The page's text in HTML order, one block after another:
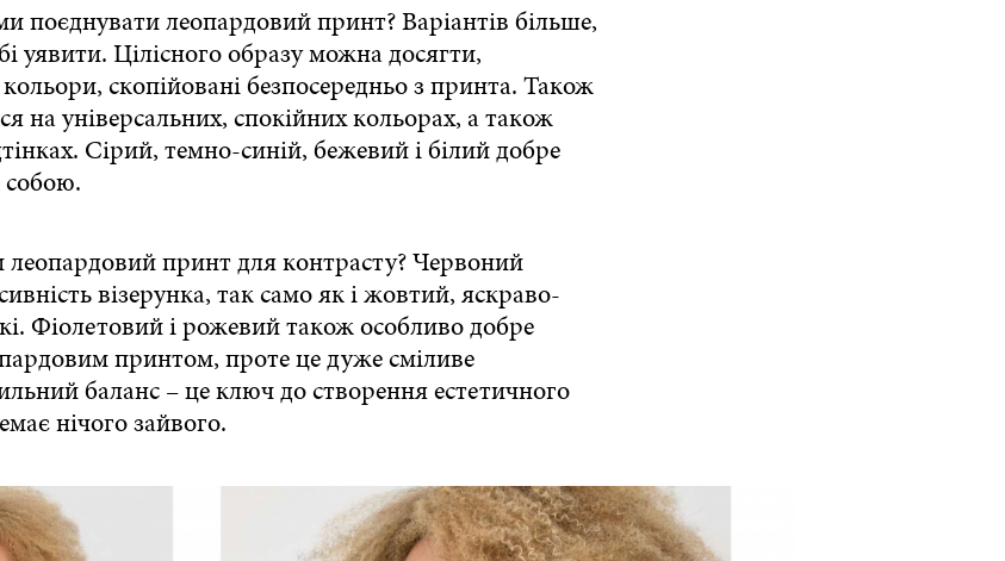
поєднувати леопардовий принт? Варіантів більше,
уявити. Цілісного образу можна досягти,
скопійовані безпосередньо з принта. Також
на універсальних, спокійних кольорах, а також
Сірий, темно-синій, бежевий і білий добре
принт для контрасту? Червоний
візерунка, так само як і жовтий, яскраво-
Фіолетовий і рожевий також особливо добре
принтом, проте це дуже сміливе
баланс – це ключ до створення естетичного
нічого зайвого.